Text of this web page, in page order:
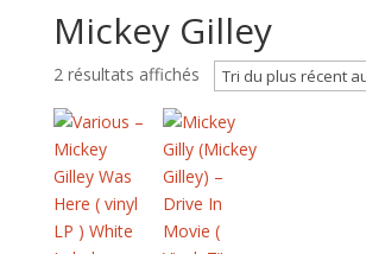
Mickey Gilley
2 résultats affichésTrié
plus
récent
au
plus
ancien